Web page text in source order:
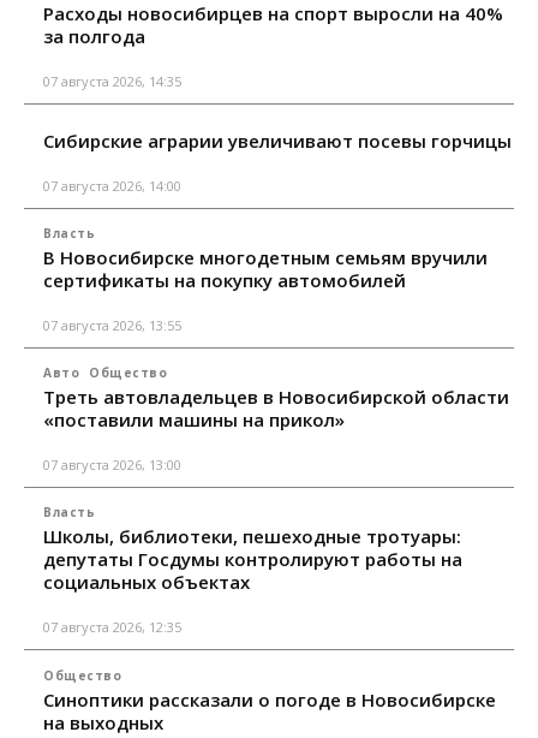
Расходы новосибирцев на спорт выросли на 40%
за полгода
07 августа 2026, 14:35
Сибирские аграрии увеличивают посевы горчицы
07 августа 2026, 14:00
Власть
В Новосибирске многодетным семьям вручили
сертификаты на покупку автомобилей
07 августа 2026, 13:55
Авто Общество
Треть автовладельцев в Новосибирской области
«поставили машины на прикол»
07 августа 2026, 13:00
Власть
Школы, библиотеки, пешеходные тротуары:
депутаты Госдумы контролируют работы на
социальных объектах
07 августа 2026, 12:35
Общество
Синоптики рассказали о погоде в Новосибирске
на выходных